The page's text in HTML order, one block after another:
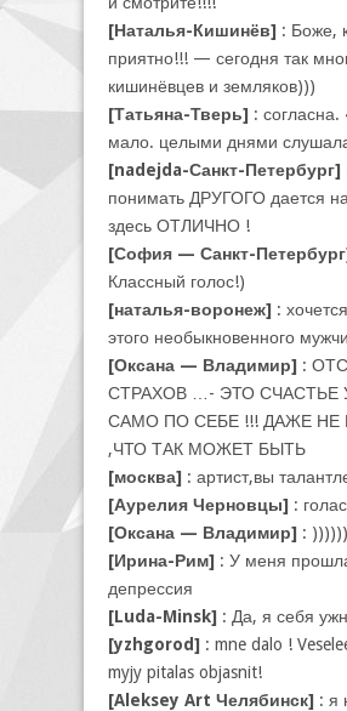
[Наталья-Кишинёв] : Боже,
приятно!!! — сегодня так
кишинёвцев и земляков)))
[Татьяна-Тверь] : согласна.
мало. целыми днями
[nadejda-Санкт-Петербург]
понимать ДРУГОГО дается
здесь ОТЛИЧНО !
[София — Санкт-
Классный голос!)
[наталья-воронеж] :
этого необыкновенного
[Оксана — Владимир] :
СТРАХОВ …- ЭТО СЧАСТЬЕ
САМО ПО СЕБЕ !!! ДАЖЕ НЕ
,ЧТО ТАК МОЖЕТ БЫТЬ
[москва] : артист,вы
[Аурелия Черновцы] :
[Оксана — Владимир] :
[Ирина-Рим] : У меня
депрессия
[Luda-Minsk] : Да, я себя
[yzhgorod] : mne dalo !
myjy pitalas objasnit!
[Aleksey Art Челябинск] : я